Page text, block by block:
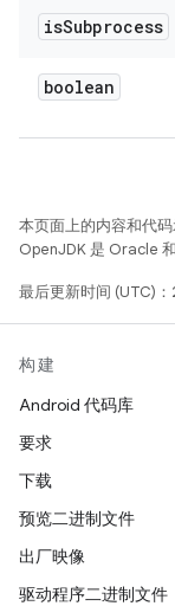
isSubprocess
boolean
本页面上的内容和代
OpenJDK 是 Oracle
最后更新时间 (UTC)
构建
Android 代码库
要求
下载
预览二进制文件
出厂映像
驱动程序二进制文件